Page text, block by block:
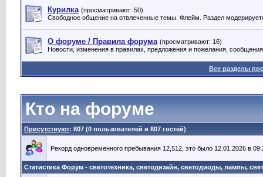
Курилка (просматривают: 50)
Свободное общение на отвлеченные темы. Флейм. Раздел
О форуме / Правила форума (просматривают: 16)
Новости, изменения в правилах, предложения и пожелания,
Все разделы
Кто на форуме
Присутствуют: 807 (0 пользователей и 807 гостей)
Рекорд одновременного пребывания 12,512, это было 12.01.2026 в
Статистика Форум - светотехника, светодизайн, светодиоды, лампы,